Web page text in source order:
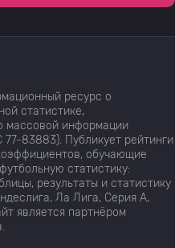
ресурс о
статистике,
массовой информации
83883). Публикует рейтинги
обучающие
статистику:
результаты и статистику
Ла Лига, Серия А,
является партнёром